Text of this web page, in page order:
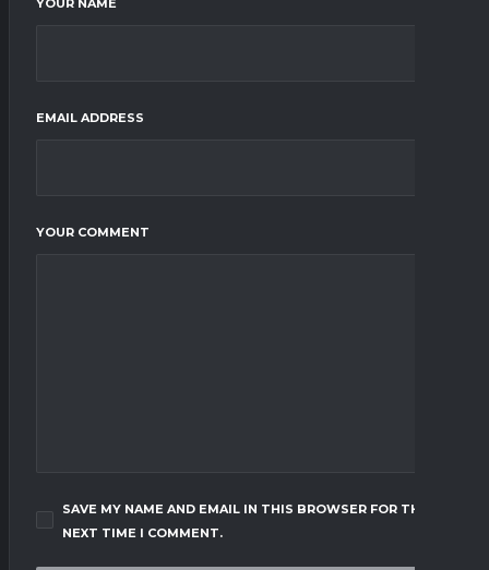
YOUR NAME
EMAIL ADDRESS
YOUR COMMENT
SAVE MY NAME AND EMAIL IN THIS BROWSER FOR THE
NEXT TIME I COMMENT.